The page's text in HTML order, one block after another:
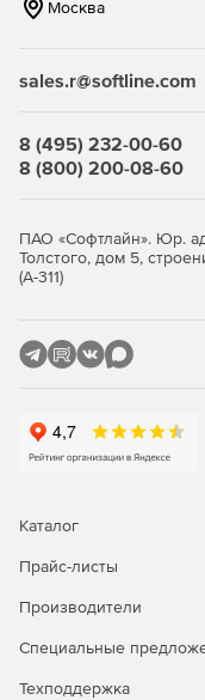
Москва
sales.r@softline.com
8 (495) 232-00-60
8 (800) 200-08-60
ПАО «Софтлайн». Юр.
Толстого, дом 5,
(А-311)
Каталог
Прайс-листы
Производители
Специальные
Техподдержка